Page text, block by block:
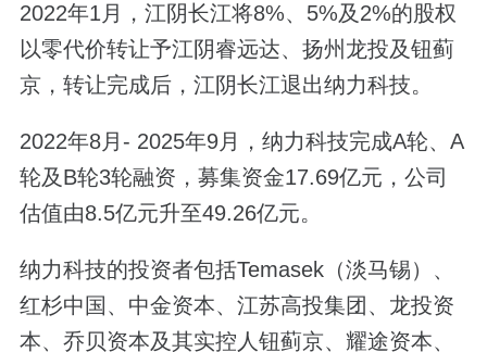
2022年1月，江阴长江将8%、5%及2%的股权
以零代价转让予江阴睿远达、扬州龙投及钮蓟
京，转让完成后，江阴长江退出纳力科技。
2022年8月- 2025年9月，纳力科技完成A轮、A
轮及B轮3轮融资，募集资金17.69亿元，公司
估值由8.5亿元升至49.26亿元。
纳力科技的投资者包括Temasek（淡马锡）、
红杉中国、中金资本、江苏高投集团、龙投资
本、乔贝资本及其实控人钮蓟京、耀途资本、